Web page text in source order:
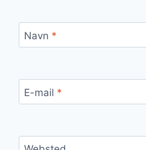
Navn *
E-mail *